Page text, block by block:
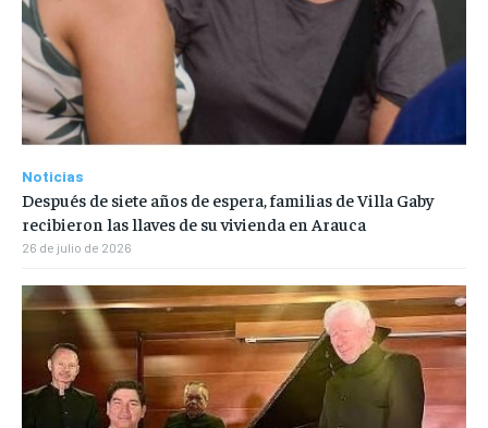
Noticias
Después de siete años de espera, familias de Villa Gaby
recibieron las llaves de su vivienda en Arauca
26 de julio de 2026